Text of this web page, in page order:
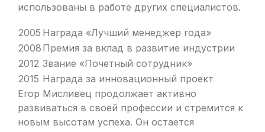
использованы в работе других специалистов.
2005 Награда «Лучший менеджер года»
2008 Премия за вклад в развитие индустрии
2012 Звание «Почетный сотрудник»
2015 Награда за инновационный проект
Егор Мисливец продолжает активно
развиваться в своей профессии и стремится к
новым высотам успеха. Он остается